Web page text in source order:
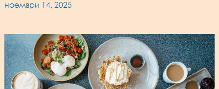
ноември 14, 2025